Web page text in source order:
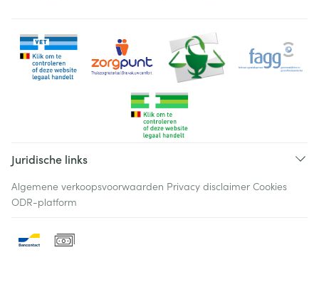
Juridische links
Algemene verkoopsvoorwaarden Privacy disclaimer Cookies
ODR-platform